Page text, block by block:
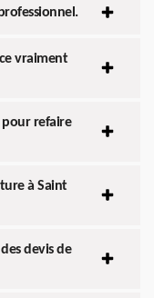
vraiment
pour refaire
à Saint
devis de